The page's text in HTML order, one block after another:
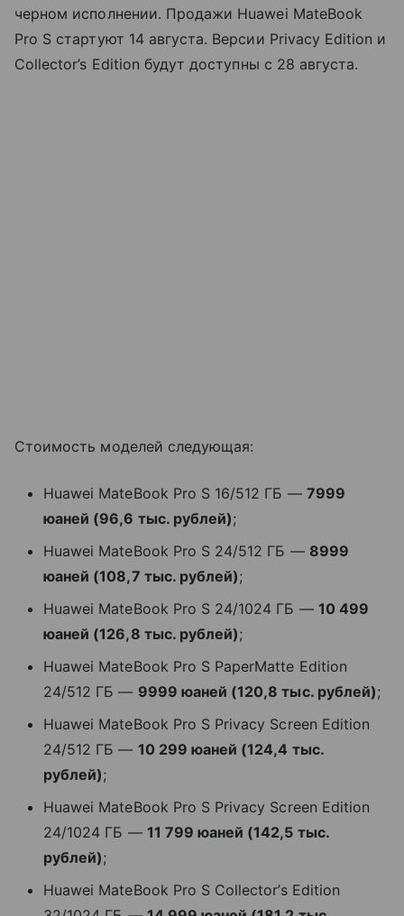
черном исполнении. Продажи Huawei MateBook
Pro S стартуют 14 августа. Версии Privacy Edition и
Collector’s Edition будут доступны с 28 августа.
Стоимость моделей следующая:
Huawei MateBook Pro S 16/512 ГБ — 7999
юаней (96,6 тыс. рублей);
Huawei MateBook Pro S 24/512 ГБ — 8999
юаней (108,7 тыс. рублей);
Huawei MateBook Pro S 24/1024 ГБ — 10 499
юаней (126,8 тыс. рублей);
Huawei MateBook Pro S PaperMatte Edition
24/512 ГБ — 9999 юаней (120,8 тыс. рублей);
Huawei MateBook Pro S Privacy Screen Edition
24/512 ГБ — 10 299 юаней (124,4 тыс.
рублей);
Huawei MateBook Pro S Privacy Screen Edition
24/1024 ГБ — 11 799 юаней (142,5 тыс.
рублей);
Huawei MateBook Pro S Collector’s Edition